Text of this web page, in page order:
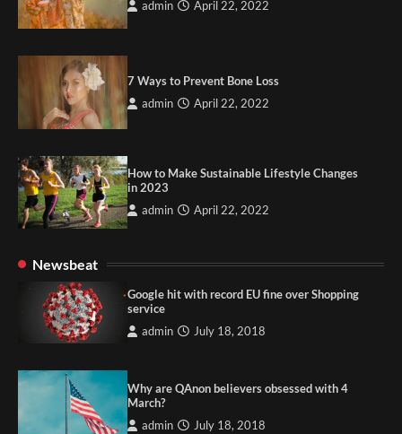
admin April 22, 2022
7 Ways to Prevent Bone Loss
admin April 22, 2022
How to Make Sustainable Lifestyle Changes
in 2023
admin April 22, 2022
Newsbeat
Google hit with record EU fine over Shopping
service
admin July 18, 2018
Why are QAnon believers obsessed with 4
March?
admin July 18, 2018